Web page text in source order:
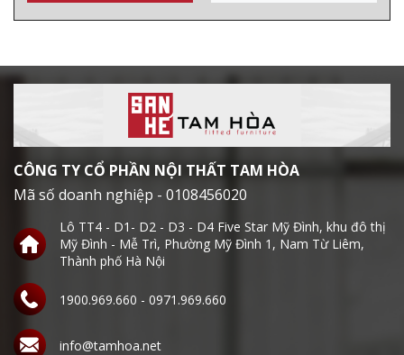
CÔNG TY CỔ PHẦN NỘI THẤT TAM HÒA
Mã số doanh nghiệp - 0108456020
Lô TT4 - D1- D2 - D3 - D4 Five Star Mỹ Đình, khu đô thị
Mỹ Đình - Mễ Trì, Phường Mỹ Đình 1, Nam Từ Liêm,
Thành phố Hà Nội
1900.969.660 - 0971.969.660
info@tamhoa.net